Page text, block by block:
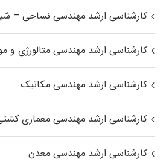
کارشناسی ارشد مهندسی نساجی –
کارشناسی ارشد مهندسی متالورژی و
کارشناسی ارشد مهندسی مکانیک
کارشناسی ارشد مهندسی معماری
کارشناسی ارشد مهندسی معدن